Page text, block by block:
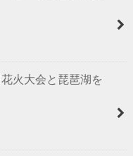
火大会と琵琶湖を